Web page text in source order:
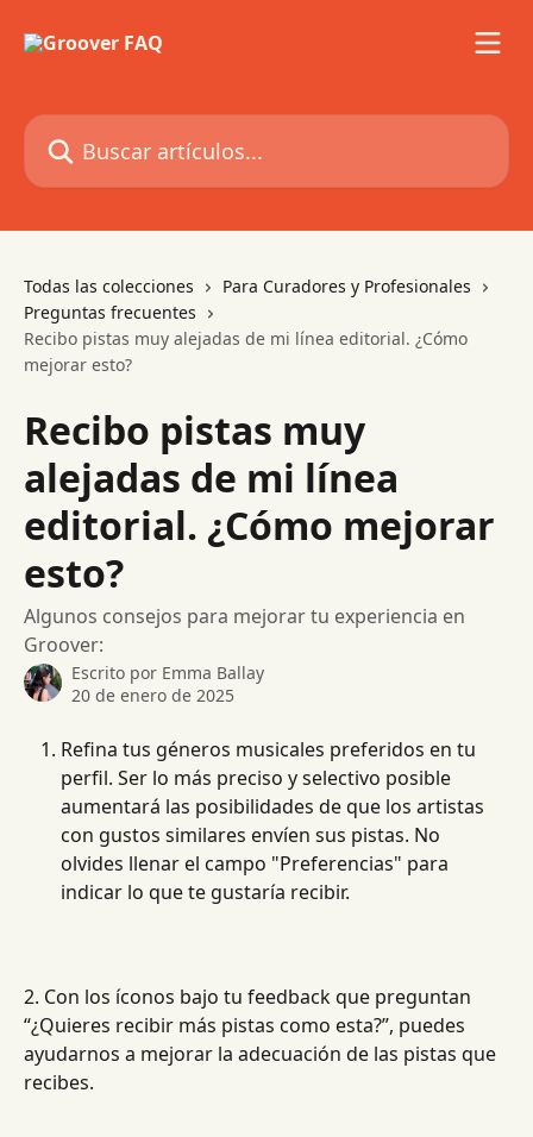
Buscar artículos...
Todas las colecciones
Para Curadores y Profesionales
Preguntas frecuentes
Recibo pistas muy alejadas de mi línea editorial. ¿Cómo
mejorar esto?
Recibo pistas muy
alejadas de mi línea
editorial. ¿Cómo mejorar
esto?
Algunos consejos para mejorar tu experiencia en
Groover:
Escrito por Emma Ballay
20 de enero de 2025
Refina tus géneros musicales preferidos en tu
perfil. Ser lo más preciso y selectivo posible
aumentará las posibilidades de que los artistas
con gustos similares envíen sus pistas. No
olvides llenar el campo "Preferencias" para
indicar lo que te gustaría recibir.
2. Con los íconos bajo tu feedback que preguntan
“¿Quieres recibir más pistas como esta?”, puedes
ayudarnos a mejorar la adecuación de las pistas que
recibes.